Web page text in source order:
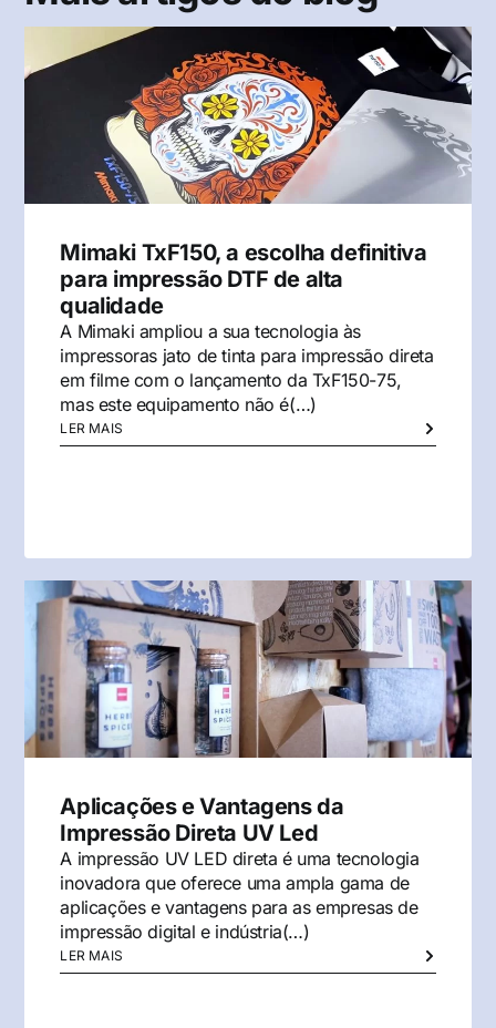
Mimaki TxF150, a escolha definitiva
para impressão DTF de alta
qualidade
A Mimaki ampliou a sua tecnologia às
impressoras jato de tinta para impressão direta
em filme com o lançamento da TxF150-75,
mas este equipamento não é(…)
LER MAIS
Aplicações e Vantagens da
Impressão Direta UV Led
A impressão UV LED direta é uma tecnologia
inovadora que oferece uma ampla gama de
aplicações e vantagens para as empresas de
impressão digital e indústria(…)
LER MAIS